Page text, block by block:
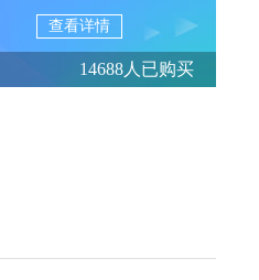
查看详情
14688人已购买